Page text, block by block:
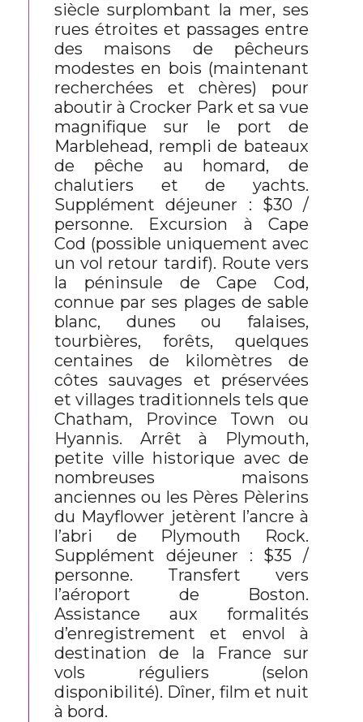
siècle surplombant la mer, ses
rues étroites et passages entre
des maisons de pêcheurs
modestes en bois (maintenant
recherchées et chères) pour
aboutir à Crocker Park et sa vue
magnifique sur le port de
Marblehead, rempli de bateaux
de pêche au homard, de
chalutiers et de yachts.
Supplément déjeuner : $30 /
personne. Excursion à Cape
Cod (possible uniquement avec
un vol retour tardif). Route vers
la péninsule de Cape Cod,
connue par ses plages de sable
blanc, dunes ou falaises,
tourbières, forêts, quelques
centaines de kilomètres de
côtes sauvages et préservées
et villages traditionnels tels que
Chatham, Province Town ou
Hyannis. Arrêt à Plymouth,
petite ville historique avec de
nombreuses maisons
anciennes ou les Pères Pèlerins
du Mayflower jetèrent l’ancre à
l’abri de Plymouth Rock.
Supplément déjeuner : $35 /
personne. Transfert vers
l’aéroport de Boston.
Assistance aux formalités
d’enregistrement et envol à
destination de la France sur
vols réguliers (selon
disponibilité). Dîner, film et nuit
à bord.